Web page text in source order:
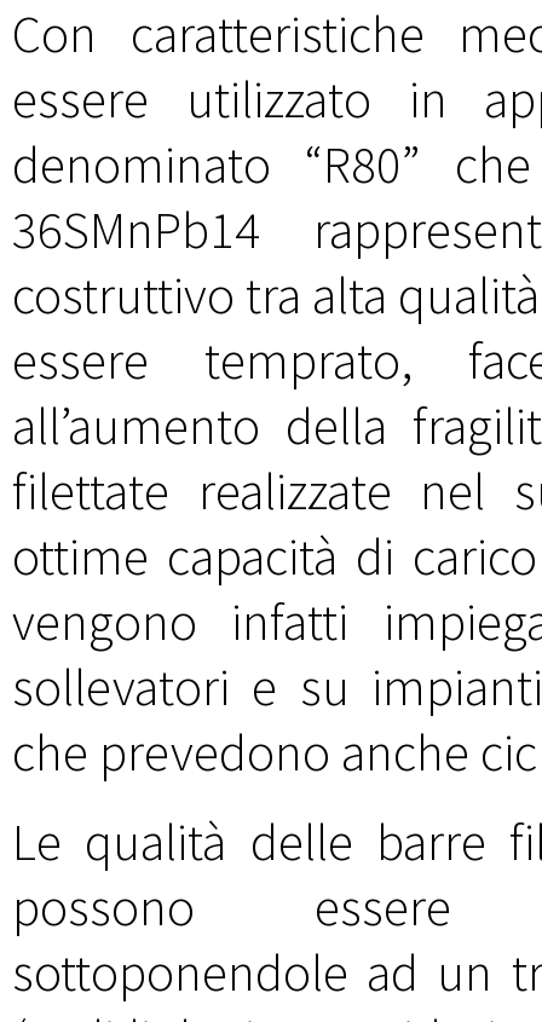
Con caratteristiche
essere utilizzato in
denominato “R80”
36SMnPb14
costruttivo tra alta
essere temprato,
all’aumento della
filettate realizzate nel
ottime capacità di
vengono infatti
sollevatori e su
che prevedono anche
Le qualità delle barre
possono essere
sottoponendole ad un